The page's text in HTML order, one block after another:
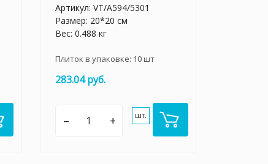
Артикул: VT/A594/5301
Размер: 20*20 см
Вес: 0.488 кг
Плиток в упаковке: 10шт
283.04 руб.
– + шт.